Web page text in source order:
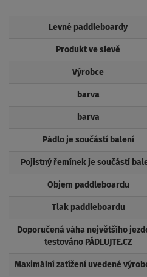
Levné paddleboardy
Produkt ve slevě
Výrobce
barva
barva
Pádlo je součástí balení
Pojistný řemínek je součástí
Objem paddleboardu
Tlak paddleboardu
Doporučená váha největšího
testováno PÁDLUJTE.CZ
Maximální zatížení uvedené